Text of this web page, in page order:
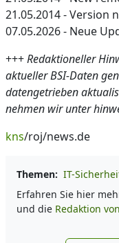
21.05.2014 - Version
07.05.2026 - Neue
+++Redaktioneller
aktueller BSI-Daten
datengetrieben
nehmen wir unter
kns/roj/news.de
Themen: IT-
Erfahren Sie hier
und die Redaktion